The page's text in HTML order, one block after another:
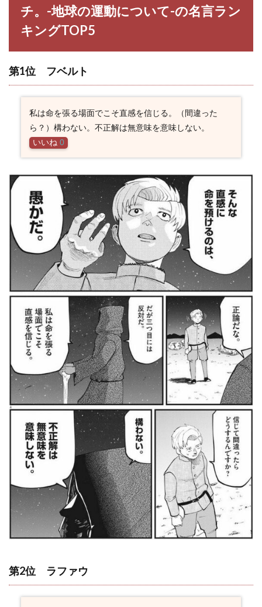
第1
位
フベ
第2
第3
位
第4
位
ドゥ
ラカ
第5
位
ナレ
ーシ
ョン
3
チ。-
地球
の運
動に
つい
て-の
名
言・
名セ
リフ
3.1
ラフ
ァウ
の名
言・
名セ
リフ
3.2
フベ
言・
チ。-地球の運動について-の名言ラン
キングTOP5
第1位 フベルト
私は命を張る場面でこそ直感を信じる。（間違った
ら？）構わない。不正解は無意味を意味しない。
いいね 0
第2位 ラファウ